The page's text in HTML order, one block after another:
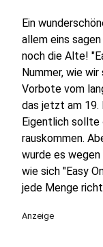
Ein
allem eins
noch die Alte!
Nummer, wie
Vorbote vom
das jetzt am 19.
Eigentlich sollte
rauskommen.
wurde es wegen
wie sich "Easy
jede Menge
Anzeige